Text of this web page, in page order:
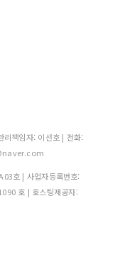
책임자: 이선호 | 전화:
호 | 사업자등록번호:
호 | 호스팅제공자: